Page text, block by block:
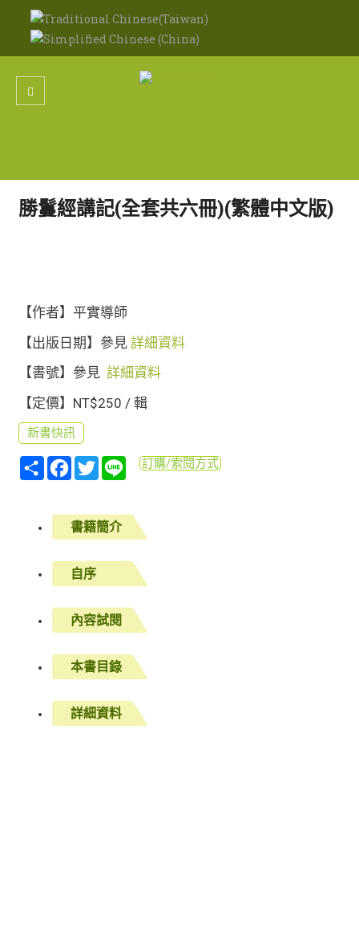
勝鬘經講記(全套共六冊)(繁體中文版)
【作者】平實導師
【出版日期】參見 詳細資料
【書號】參見 詳細資料
【定價】NT$250 / 輯
新書快訊
分
享
Facebook
Twitter Line訂購/索閱方式
書籍簡介
自序
內容試閱
本書目錄
詳細資料